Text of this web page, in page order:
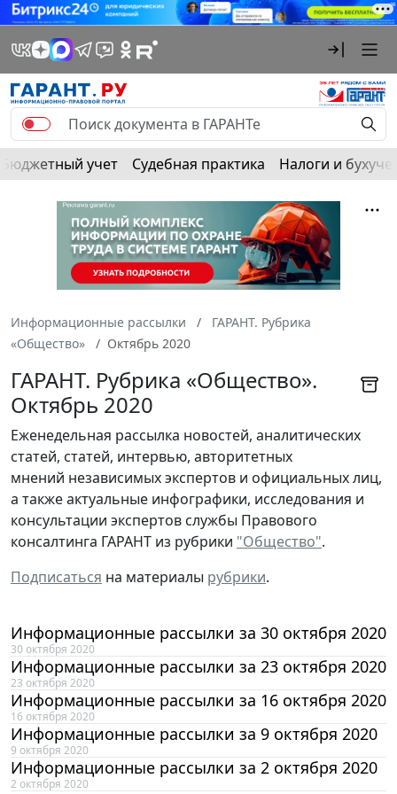
Бюджетный учет Судебная практика Налоги и
Информационные рассылки
ГАРАНТ. Рубрика
«Общество»
Октябрь 2020
ГАРАНТ. Рубрика «Общество».
Октябрь 2020
Еженедельная рассылка новостей, аналитических
статей, статей, интервью, авторитетных
мнений независимых экспертов и официальных лиц,
а также актуальные инфографики, исследования и
консультации экспертов службы Правового
консалтинга ГАРАНТ из рубрики "Общество".
Подписаться на материалы рубрики.
Информационные рассылки за 30 октября 2020
30 октября 2020
Информационные рассылки за 23 октября 2020
23 октября 2020
Информационные рассылки за 16 октября 2020
16 октября 2020
Информационные рассылки за 9 октября 2020
9 октября 2020
Информационные рассылки за 2 октября 2020
2 октября 2020